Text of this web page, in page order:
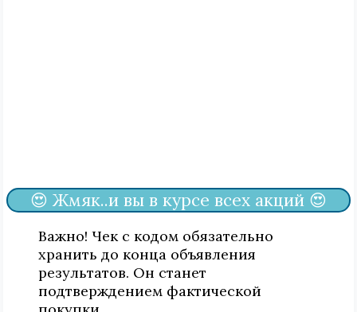
😍 Жмяк..и вы в курсе всех акций 😍
Важно! Чек с кодом обязательно
хранить до конца объявления
результатов. Он станет
подтверждением фактической